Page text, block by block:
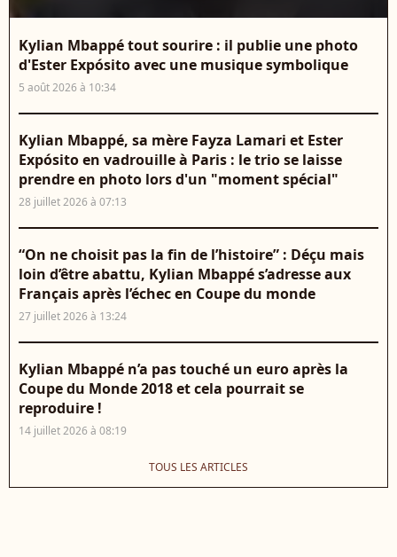
Kylian Mbappé tout sourire : il publie une photo
d'Ester Expósito avec une musique symbolique
5 août 2026 à 10:34
Kylian Mbappé, sa mère Fayza Lamari et Ester
Expósito en vadrouille à Paris : le trio se laisse
prendre en photo lors d'un "moment spécial"
28 juillet 2026 à 07:13
“On ne choisit pas la fin de l’histoire” : Déçu mais
loin d’être abattu, Kylian Mbappé s’adresse aux
Français après l’échec en Coupe du monde
27 juillet 2026 à 13:24
Kylian Mbappé n’a pas touché un euro après la
Coupe du Monde 2018 et cela pourrait se
reproduire !
14 juillet 2026 à 08:19
TOUS LES ARTICLES